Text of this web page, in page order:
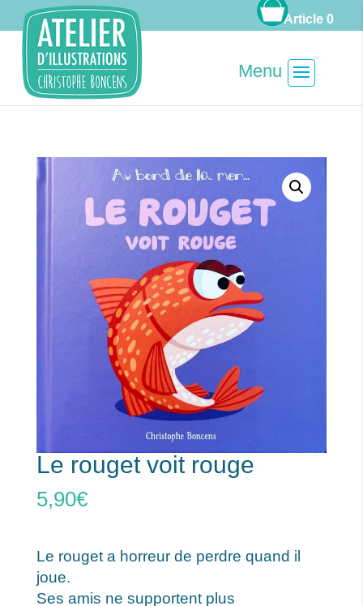
Article 0
Le rouget voit rouge
5,90€
Le rouget a horreur de perdre quand il
joue.
Ses amis ne supportent plus